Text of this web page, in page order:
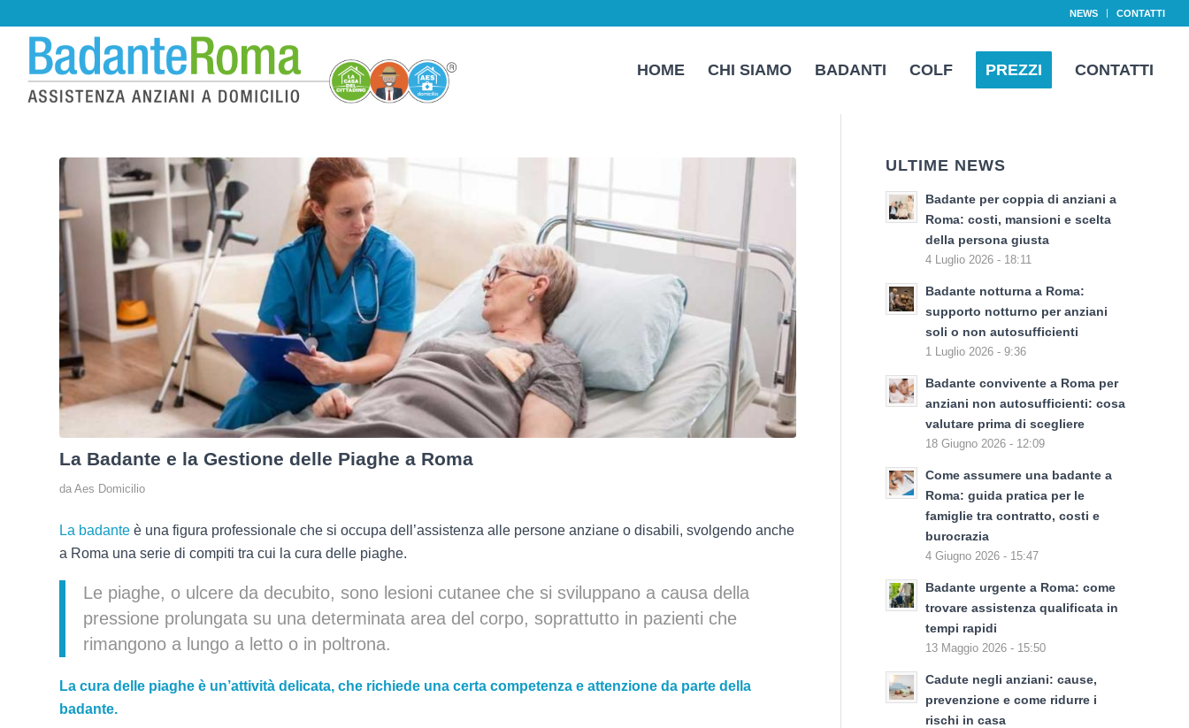
NEWS CONTATTI
HOME CHI SIAMO BADANTI COLF PREZZI CONTATTI
La Badante e la Gestione delle Piaghe a Roma
da Aes Domicilio
La badante è una figura professionale che si occupa dell’assistenza alle persone anziane o disabili, svolgendo anche
a Roma una serie di compiti tra cui la cura delle piaghe.
Le piaghe, o ulcere da decubito, sono lesioni cutanee che si sviluppano a causa della
pressione prolungata su una determinata area del corpo, soprattutto in pazienti che
rimangono a lungo a letto o in poltrona.
La cura delle piaghe è un’attività delicata, che richiede una certa competenza e attenzione da parte della
badante.
ULTIME NEWS
Badante per coppia di anziani a
Roma: costi, mansioni e scelta
della persona giusta
4 Luglio 2026 - 18:11
Badante notturna a Roma:
supporto notturno per anziani
soli o non autosufficienti
1 Luglio 2026 - 9:36
Badante convivente a Roma per
anziani non autosufficienti: cosa
valutare prima di scegliere
18 Giugno 2026 - 12:09
Come assumere una badante a
Roma: guida pratica per le
famiglie tra contratto, costi e
burocrazia
4 Giugno 2026 - 15:47
Badante urgente a Roma: come
trovare assistenza qualificata in
tempi rapidi
13 Maggio 2026 - 15:50
Cadute negli anziani: cause,
prevenzione e come ridurre i
rischi in casa